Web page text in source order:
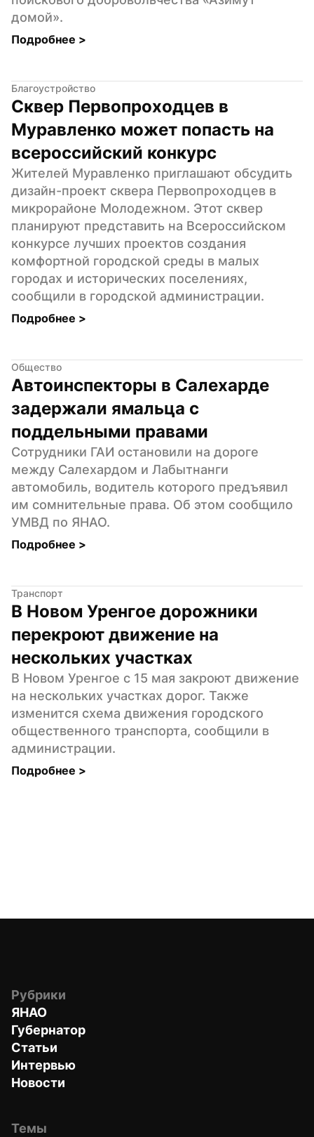
домой».
Подробнее >
Благоустройство
Сквер Первопроходцев в
Муравленко может попасть на
всероссийский конкурс
Жителей Муравленко приглашают обсудить
дизайн-проект сквера Первопроходцев в
микрорайоне Молодежном. Этот сквер
планируют представить на Всероссийском
конкурсе лучших проектов создания
комфортной городской среды в малых
городах и исторических поселениях,
сообщили в городской администрации.
Подробнее >
Общество
Автоинспекторы в Салехарде
задержали ямальца с
поддельными правами
Сотрудники ГАИ остановили на дороге
между Салехардом и Лабытнанги
автомобиль, водитель которого предъявил
им сомнительные права. Об этом сообщило
УМВД по ЯНАО.
Подробнее >
Транспорт
В Новом Уренгое дорожники
перекроют движение на
нескольких участках
В Новом Уренгое с 15 мая закроют движение
на нескольких участках дорог. Также
изменится схема движения городского
общественного транспорта, сообщили в
администрации.
Подробнее >
Рубрики
ЯНАО
Губернатор
Статьи
Интервью
Новости
Темы